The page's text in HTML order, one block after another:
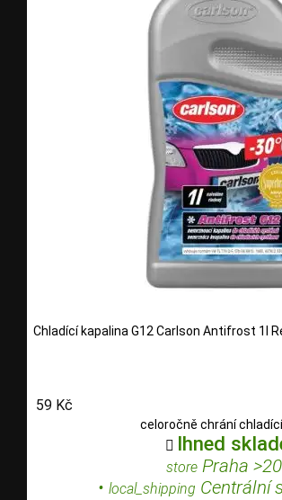
Chladící kapalina G12 Carlson Antifrost 1l
59 Kč
celoročně chrání
 Ihned
store Praha
• local_shipping Centrální